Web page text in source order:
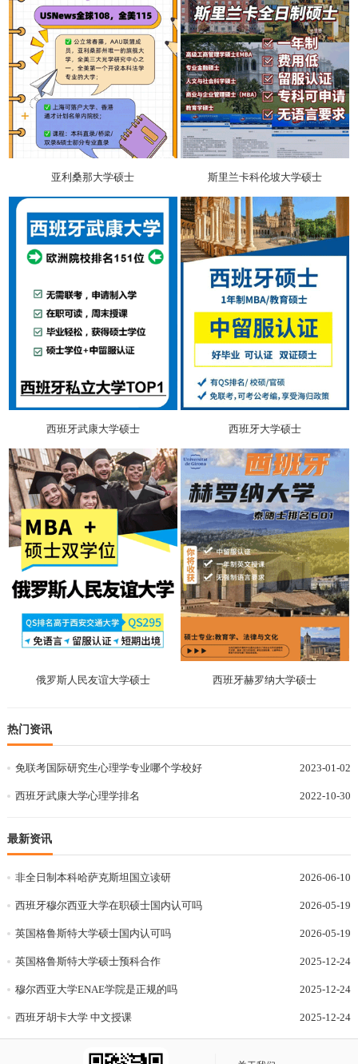
亚利桑那大学硕士 斯里兰卡科伦坡大学硕士
西班牙武康大学硕士 西班牙大学硕士
俄罗斯人民友谊大学硕士 西班牙赫罗纳大学硕士
热门资讯
免联考国际研究生心理学专业哪个学校好 2023-01-02
西班牙武康大学心理学排名 2022-10-30
最新资讯
非全日制本科哈萨克斯坦国立读研 2026-06-10
西班牙穆尔西亚大学在职硕士国内认可吗 2026-05-19
英国格鲁斯特大学硕士国内认可吗 2026-05-19
英国格鲁斯特大学硕士预科合作 2025-12-24
穆尔西亚大学ENAE学院是正规的吗 2025-12-24
西班牙胡卡大学 中文授课 2025-12-24